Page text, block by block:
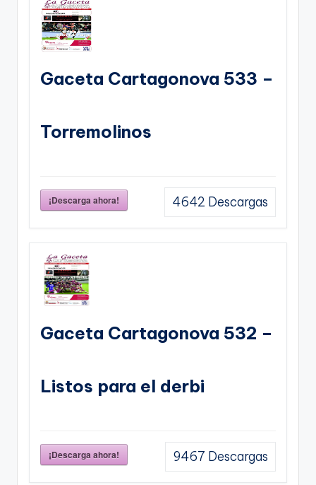
Gaceta Cartagonova 533 –
Torremolinos
¡Descarga ahora! 4642 Descargas
Gaceta Cartagonova 532 –
Listos para el derbi
¡Descarga ahora! 9467 Descargas